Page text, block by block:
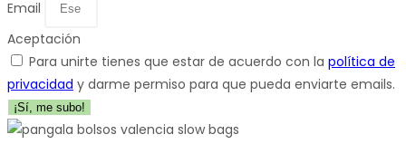
Email
Aceptación
Para unirte tienes que estar de acuerdo con la política de
privacidad y darme permiso para que pueda enviarte emails.
¡Sí, me subo!